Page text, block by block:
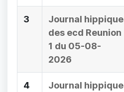
3
Journal hippique
des ecd Reunion
1 du 05-08-
2026
4
Journal hippique